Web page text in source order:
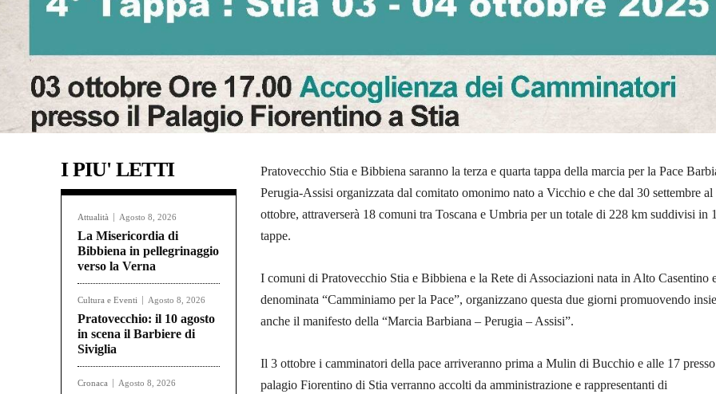
I PIU' LETTI
Attualità Agosto 8, 2026
La Misericordia di
Bibbiena in pellegrinaggio
verso la Verna
Cultura e Eventi Agosto 8, 2026
Pratovecchio: il 10 agosto
in scena il Barbiere di
Siviglia
Cronaca Agosto 8, 2026
Pratovecchio Stia e Bibbiena saranno la terza e quarta tappa della marcia per la Pace
Perugia-Assisi organizzata dal comitato omonimo nato a Vicchio e che dal 30 settembre al
ottobre, attraverserà 18 comuni tra Toscana e Umbria per un totale di 228 km suddivisi in
tappe.
I comuni di Pratovecchio Stia e Bibbiena e la Rete di Associazioni nata in Alto Casentino
denominata “Camminiamo per la Pace”, organizzano questa due giorni promuovendo
anche il manifesto della “Marcia Barbiana – Perugia – Assisi”.
Il 3 ottobre i camminatori della pace arriveranno prima a Mulin di Bucchio e alle 17
palagio Fiorentino di Stia verranno accolti da amministrazione e rappresentanti di